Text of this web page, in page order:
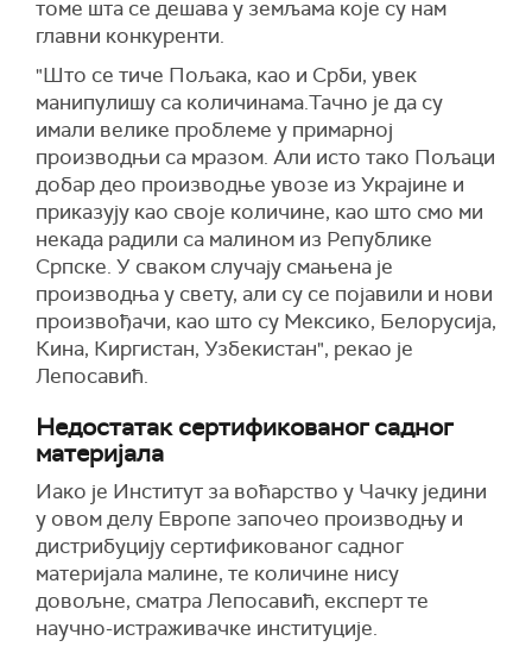
томе шта се дешава у земљама које су нам
главни конкуренти.
"Што се тиче Пољака, као и Срби, увек
манипулишу са количинама.Тачно је да су
имали велике проблеме у примарној
производњи са мразом. Али исто тако Пољаци
добар део производње увозе из Украјине и
приказују као своје количине, као што смо ми
некада радили са малином из Републике
Српске. У сваком случају смањена је
производња у свету, али су се појавили и нови
произвођачи, као што су Мексико, Белорусија,
Кина, Киргистан, Узбекистан", рекао је
Лепосавић.
Недостатак сертификованог садног
материјала
Иако је Институт за воћарство у Чачку једини
у овом делу Европе започео производњу и
дистрибуцију сертификованог садног
материјала малине, те количине нису
довољне, сматра Лепосавић, експерт те
научно-истраживачке институције.